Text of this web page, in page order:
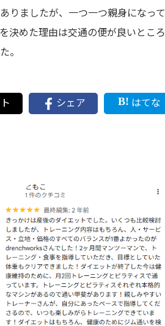
りましたが、一つ一つ親身になって
決めた理由は交通の便が良いところ
。
シェア はてな